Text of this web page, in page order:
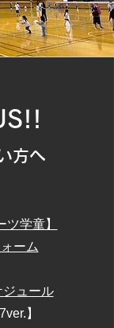
方へ
学童】
ーム
ュール
】